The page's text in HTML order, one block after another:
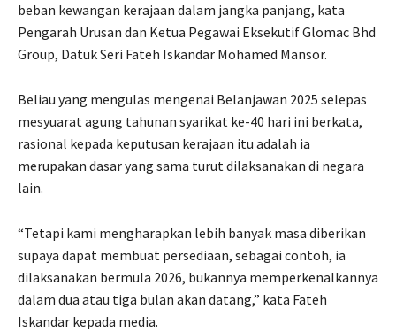
beban kewangan kerajaan dalam jangka panjang, kata
Pengarah Urusan dan Ketua Pegawai Eksekutif Glomac Bhd
Group, Datuk Seri Fateh Iskandar Mohamed Mansor.
Beliau yang mengulas mengenai Belanjawan 2025 selepas
mesyuarat agung tahunan syarikat ke-40 hari ini berkata,
rasional kepada keputusan kerajaan itu adalah ia
merupakan dasar yang sama turut dilaksanakan di negara
lain.
“Tetapi kami mengharapkan lebih banyak masa diberikan
supaya dapat membuat persediaan, sebagai contoh, ia
dilaksanakan bermula 2026, bukannya memperkenalkannya
dalam dua atau tiga bulan akan datang,” kata Fateh
Iskandar kepada media.